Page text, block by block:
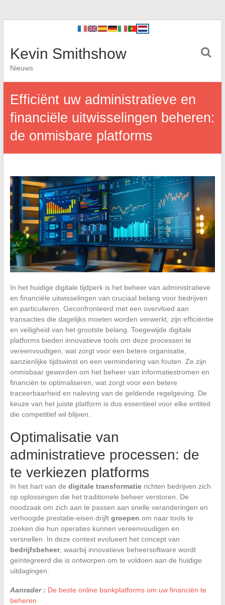
Kevin Smithshow
Nieuws
Efficiënt uw administratieve en
financiële uitwisselingen beheren:
de onmisbare platforms
In het huidige digitale tijdperk is het beheer van administratieve
en financiële uitwisselingen van cruciaal belang voor bedrijven
en particulieren. Geconfronteerd met een overvloed aan
transacties die dagelijks moeten worden verwerkt, zijn efficiëntie
en veiligheid van het grootste belang. Toegewijde digitale
platforms bieden innovatieve tools om deze processen te
vereenvoudigen, wat zorgt voor een betere organisatie,
aanzienlijke tijdswinst en een vermindering van fouten. Ze zijn
onmisbaar geworden om het beheer van informatiestromen en
financiën te optimaliseren, wat zorgt voor een betere
traceerbaarheid en naleving van de geldende regelgeving. De
keuze van het juiste platform is dus essentieel voor elke entiteit
die competitief wil blijven.
Optimalisatie van
administratieve processen: de
te verkiezen platforms
In het hart van de digitale transformatierichten bedrijven zich
op oplossingen die het traditionele beheer verstoren. De
noodzaak om zich aan te passen aan snelle veranderingen en
verhoogde prestatie-eisen drijft groepen om naar tools te
zoeken die hun operaties kunnen vereenvoudigen en
versnellen. In deze context evolueert het concept van
bedrijfsbeheer, waarbij innovatieve beheersoftware wordt
geïntegreerd die is ontworpen om te voldoen aan de huidige
uitdagingen.
Aanrader : De beste online bankplatforms om uw financiën te
beheren